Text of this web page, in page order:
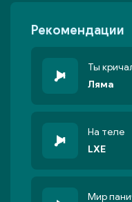
Рекомендации
Ты
Ляма
На теле
LXE
Мир